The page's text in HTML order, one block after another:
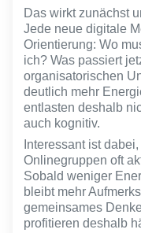
Das wirkt zunächst
Jede neue digitale
Orientierung: Wo
ich? Was passiert
organisatorischen
deutlich mehr
entlasten deshalb
auch kognitiv.
Interessant ist
Onlinegruppen oft
Sobald weniger
bleibt mehr
gemeinsames
profitieren deshalb